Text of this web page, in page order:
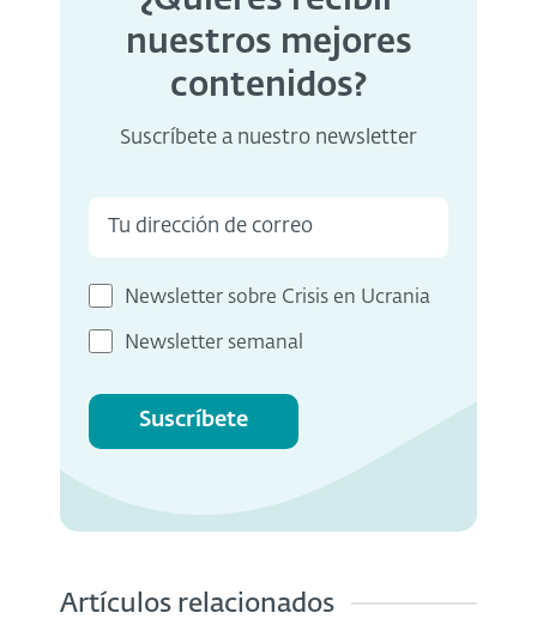
nuestros mejores
contenidos?
Suscríbete a nuestro newsletter
Newsletter sobre Crisis en Ucrania
Newsletter semanal
Suscríbete
Artículos relacionados